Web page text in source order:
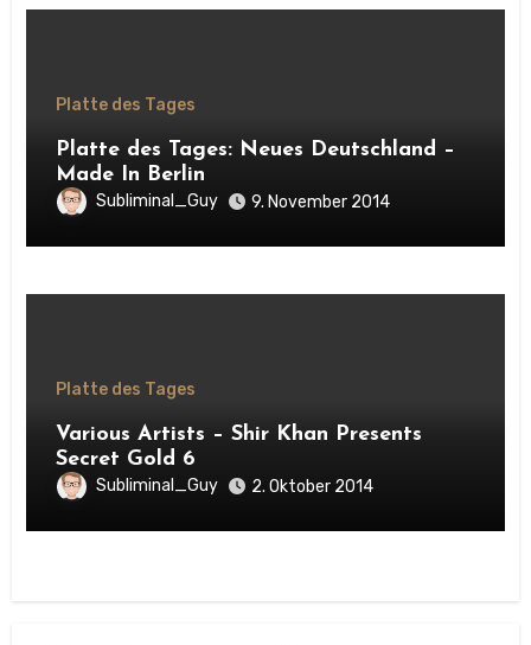
Platte des Tages
Platte des Tages: Neues Deutschland –
Made In Berlin
Subliminal_Guy 9. November 2014
Platte des Tages
Various Artists – Shir Khan Presents
Secret Gold 6
Subliminal_Guy 2. Oktober 2014